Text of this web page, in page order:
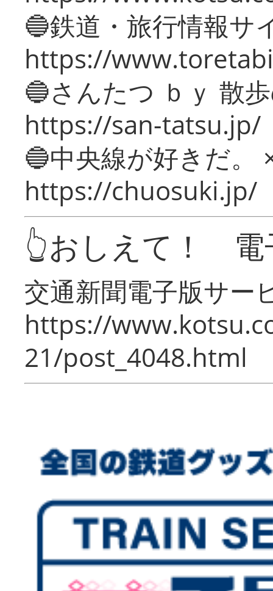
🔵鉄道・旅行情報サ
https://
🔵さんたつ ｂｙ 散
https://san-tatsu.jp/
🔵中央線が好きだ。
https://chuosuki.jp/
👆おしえて！ 電
交通新聞電子版サー
https://
21/post_4048.html